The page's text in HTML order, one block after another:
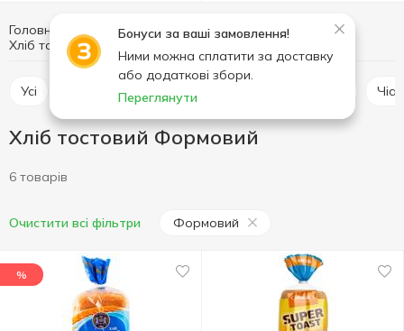
Бонуси за ваші замовлення!
Ними можна сплатити за доставку
або додаткові збори.
Переглянути
Головна Пекарня
Хлібобулочні вироби
Хліб тостовий
Хліб тостовий Формовий
Усі Хліб класичний
Хліб тостовий Формовий
6 товарів
Очистити всі фільтри Формовий
%